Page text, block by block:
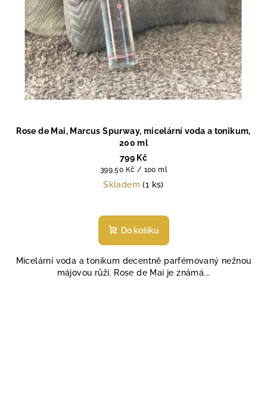
Rose de Mai, Marcus Spurway, micelární voda a tonikum,
200 ml
799 Kč
Měrná
cena:
399,50 Kč / 100 ml
Skladem(1 ks)
hodnocení
produktu
z
5
Do košíku
Micelární voda a tonikum decentně parfémovaný nežnou
májovou růži. Rose de Mai je známá...